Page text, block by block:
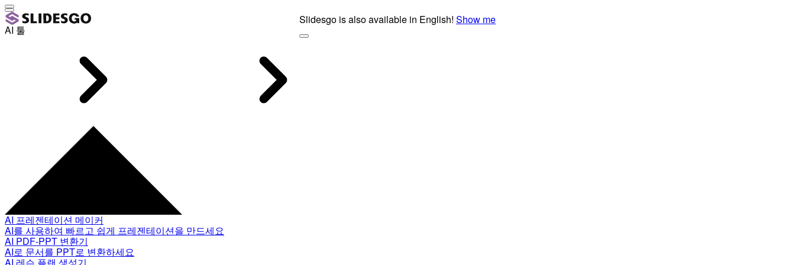
Slidesgo is also available in English! Show me
AI 툴
AI 프레젠테이션 메이커
AI를 사용하여 빠르고 쉽게 프레젠테이션을 만드세요
AI PDF-PPT 변환기
AI로 문서를 PPT로 변환하세요